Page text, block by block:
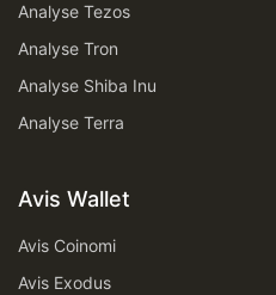
Analyse Tezos
Analyse Tron
Analyse Shiba Inu
Analyse Terra
Avis Wallet
Avis Coinomi
Avis Exodus